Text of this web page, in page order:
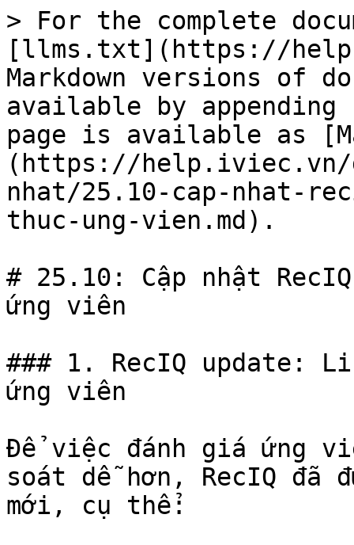
> For the complete
[llms.txt](https://
Markdown versions of
available by
page is available as
(https://
nhat/25.10-cap-nhat-
thuc-ung-vien.md).
# 25.10: Cập nhật
ứng viên
### 1. RecIQ update:
ứng viên
Để việc đánh giá ứng
soát dễ hơn, RecIQ đã
mới, cụ thể: